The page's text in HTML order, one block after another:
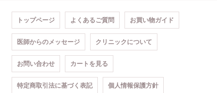
トップページ よくあるご質問 お買い物ガイド
医師からのメッセージ クリニックについて
お問い合わせ カートを見る
特定商取引法に基づく表記 個人情報保護方針